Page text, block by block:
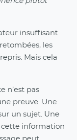
insuffisant.
les
Mais cela
n’est pas
preuve. Une
un sujet. Une
cette information